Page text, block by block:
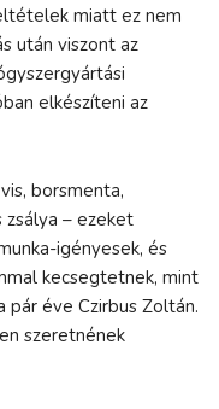
miatt ez nem
után viszont az
elkészíteni az
borsmenta,
zsálya – ezeket
igényesek, és
kecsegtetnek, mint
pár éve Czirbus Zoltán.
szeretnének